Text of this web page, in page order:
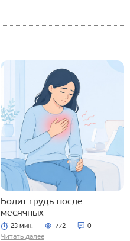
Болит грудь после
месячных
23 мин. 772 0
Читать далее